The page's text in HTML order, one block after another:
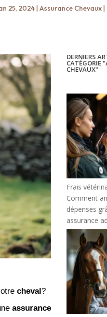
25, 2024| Assurance Chevaux|
cheval?
assurance
DERNIERS
CATÉGORIE
CHEVAUX"
Frais
Comment
dépenses
assurance